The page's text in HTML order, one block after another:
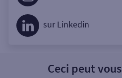
sur Linkedin
Ceci peut